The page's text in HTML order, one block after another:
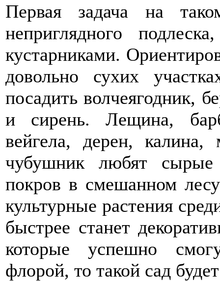
Первая задача на
неприглядного
кустарниками.
довольно сухих
посадить волчеягодник,
и сирень. Лещина,
вейгела, дерен,
чубушник любят
покров в смешанном
культурные растения
быстрее станет
которые успешно
флорой, то такой сад